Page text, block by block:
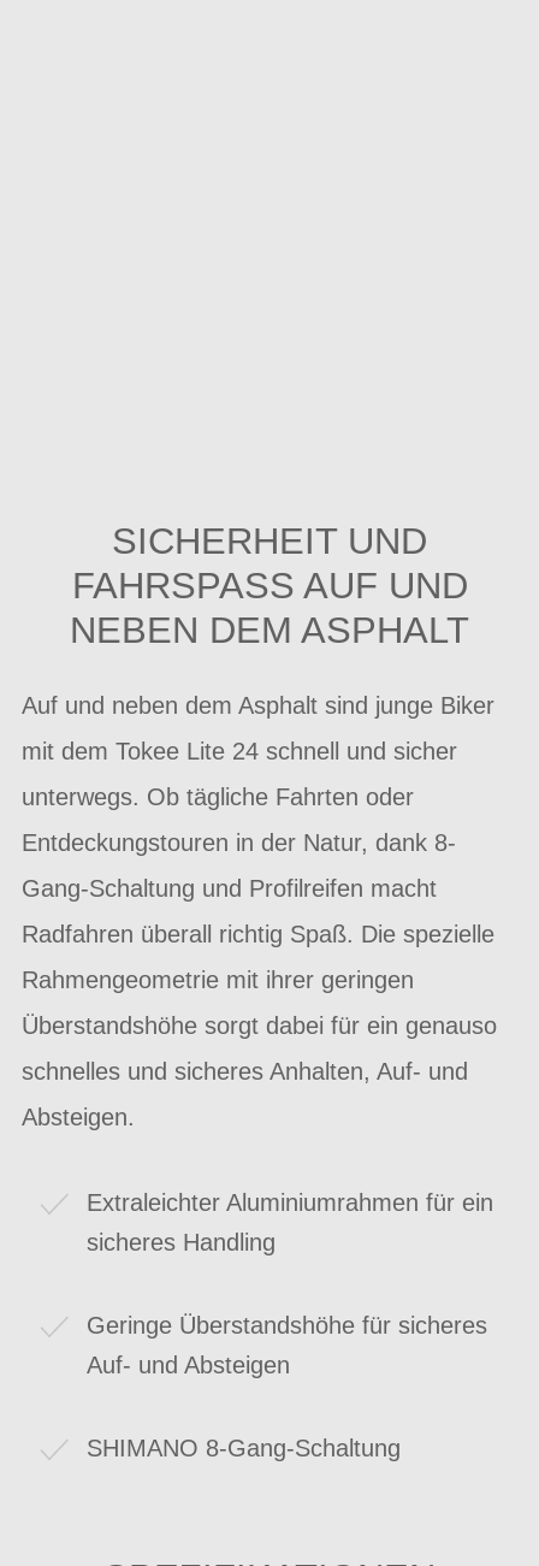
SICHERHEIT UND
FAHRSPASS AUF UND
NEBEN DEM ASPHALT
Auf und neben dem Asphalt sind junge Biker
mit dem Tokee Lite 24 schnell und sicher
unterwegs. Ob tägliche Fahrten oder
Entdeckungstouren in der Natur, dank 8-
Gang-Schaltung und Profilreifen macht
Radfahren überall richtig Spaß. Die spezielle
Rahmengeometrie mit ihrer geringen
Überstandshöhe sorgt dabei für ein genauso
schnelles und sicheres Anhalten, Auf- und
Absteigen.
Extraleichter Aluminiumrahmen für ein
sicheres Handling
Geringe Überstandshöhe für sicheres
Auf- und Absteigen
SHIMANO 8-Gang-Schaltung